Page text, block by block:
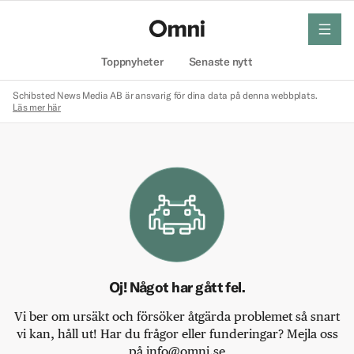
Toppnyheter Senaste nytt
meny
Schibsted News Media AB är ansvarig för dina data på denna webbplats.
Läs mer här
Oj! Något har gått fel.
Vi ber om ursäkt och försöker åtgärda problemet så snart
vi kan, håll ut! Har du frågor eller funderingar? Mejla oss